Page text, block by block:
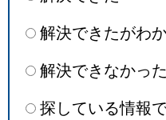
解決できたがわ
解決できなかった
探している情報